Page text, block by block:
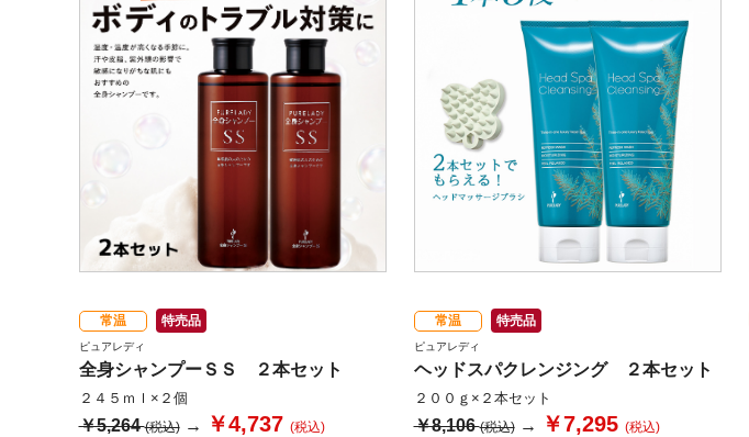
常温 特売品
ピュアレディ
全身シャンプーＳＳ ２本セット
２４５ｍｌ×２個
￥5,264(税込)→ ￥4,737 (税込)
常温 特売品
ピュアレディ
ヘッドスパクレンジング ２本セット
２００ｇ×２本セット
￥8,106(税込)→ ￥7,295 (税込)